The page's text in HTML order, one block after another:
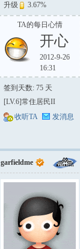
升级 3.67%
TA的每日心情
开心
2012-9-26
16:31
签到天数: 75 天
[LV.6]常住居民II
收听TA
发消息
garfieldme